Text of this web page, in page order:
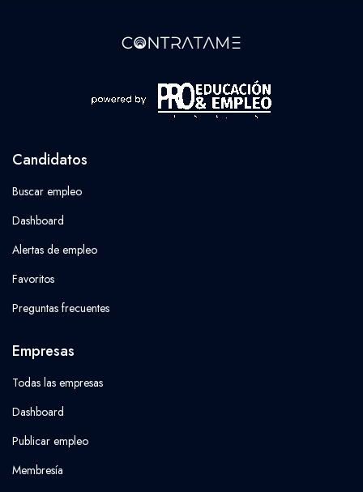
Candidatos
Buscar empleo
Dashboard
Alertas de empleo
Favoritos
Preguntas frecuentes
Empresas
Todas las empresas
Dashboard
Publicar empleo
Membresía